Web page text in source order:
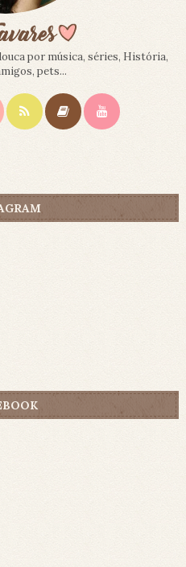
por música, séries, História,
pets...